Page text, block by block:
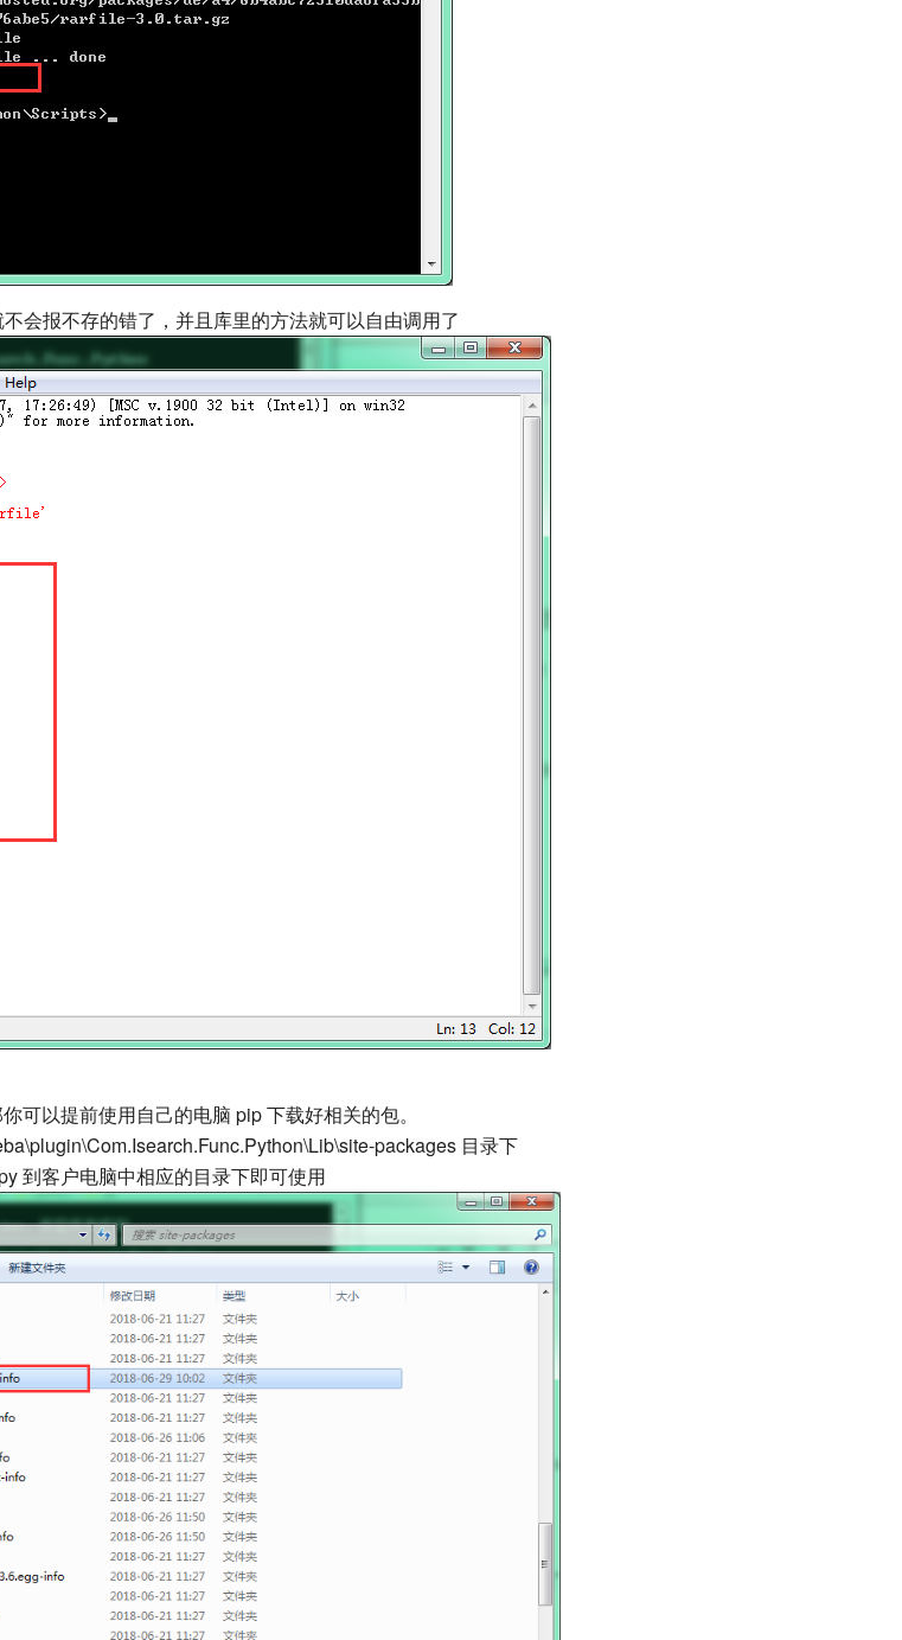
会报不存的错了，并且库里的方法就可以自由调用了
可以提前使用自己的电脑 pip 下载好相关的包。
packages 目录下
到客户电脑中相应的目录下即可使用